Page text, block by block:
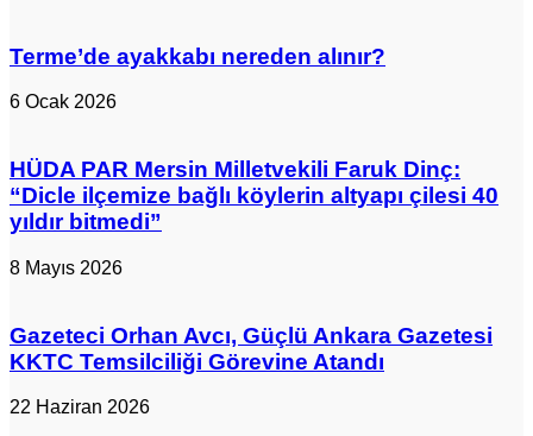
Terme’de ayakkabı nereden alınır?
6 Ocak 2026
HÜDA PAR Mersin Milletvekili Faruk Dinç:
“Dicle ilçemize bağlı köylerin altyapı çilesi 40
yıldır bitmedi”
8 Mayıs 2026
Gazeteci Orhan Avcı, Güçlü Ankara Gazetesi
KKTC Temsilciliği Görevine Atandı
22 Haziran 2026